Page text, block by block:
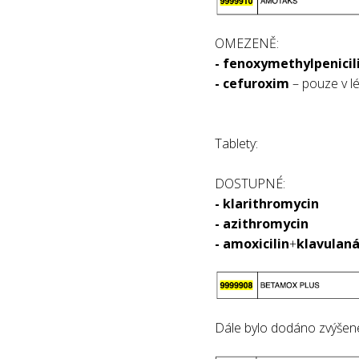
OMEZENĚ:
-
- cefuroxim – pouze v
Tablety:
DOSTUPNÉ:
- klarithromycin
- azithromycin
- amoxicilin+
Dále bylo dodáno